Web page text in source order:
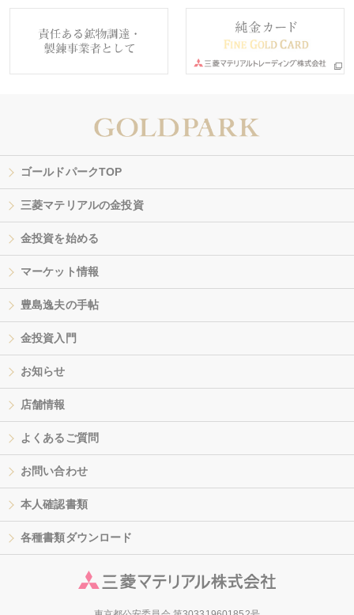
ゴールドパークTOP
三菱マテリアルの金投資
金投資を始める
マーケット情報
豊島逸夫の手帖
金投資入門
お知らせ
店舗情報
よくあるご質問
お問い合わせ
本人確認書類
各種書類ダウンロード